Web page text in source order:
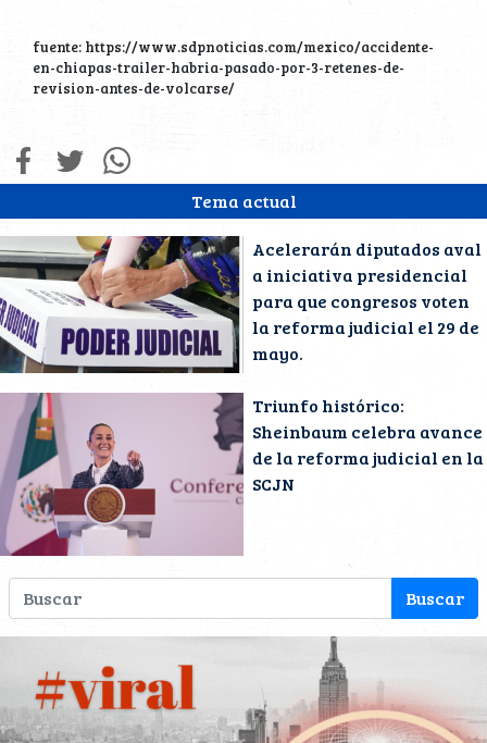
Tema actual
Acelerarán diputados aval
a iniciativa presidencial
para que congresos voten
la reforma judicial el 29 de
mayo.
Triunfo histórico:
Sheinbaum celebra avance
de la reforma judicial en la
SCJN
fuente: https://www.sdpnoticias.com/mexico/accidente-
en-chiapas-trailer-habria-pasado-por-3-retenes-de-
revision-antes-de-volcarse/